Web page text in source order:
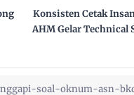
Konsisten Cetak
AHM Gelar Technical